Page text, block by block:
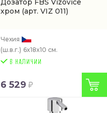
Дозатор FBS Vizovice
хром (арт. VIZ 011)
Чехия
(ш.в.г.) 6x18x10 см.
6 529